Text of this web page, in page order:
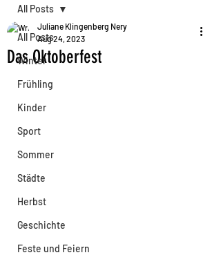
All Posts
Winter
Frühling
Kinder
Sport
Sommer
Städte
Herbst
Geschichte
Feste und Feiern
All Posts
Das Oktoberfest
Juliane Klingenberg Nery
Aug 24, 2023